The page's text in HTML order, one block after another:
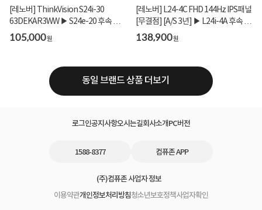
[레노버] ThinkVision S24i-30
63DEKAR3WW ▶ S24e-20 후속 모
델 ◀
105,000원
[레노버] L24-4C FHD 144Hz IPS패널
[무결점] [A/S 3년] ▶ L24i-4A 후속 모
델 ◀
138,900원
동일 브랜드 상품 더보기
로그인공지사항오시는길회사소개PC버전
1588-8377 컴퓨존 APP
(주)컴퓨존 사업자 정보
이용약관개인정보처리방침청소년보호정책사업자확인